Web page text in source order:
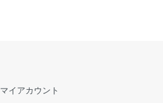
マイアカウント